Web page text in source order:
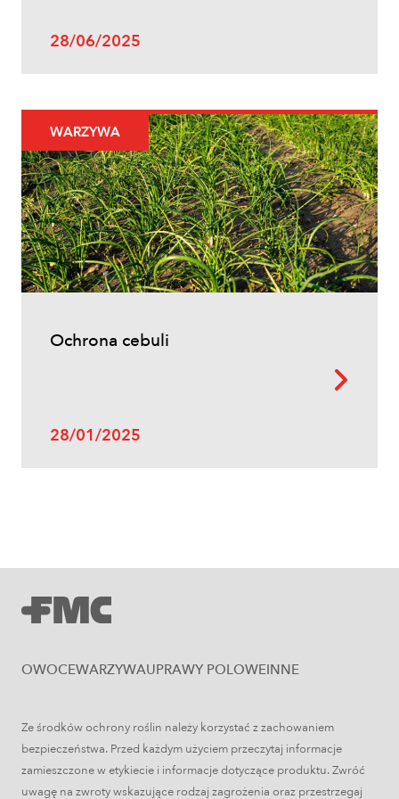
Uprawy polowe
herbicydy wybrać?
Inne
Zboża jare – najważniejsze informacje
28/06/2025
WARZYWA
Ochrona cebuli
28/01/2025
OWOCEWARZYWAUPRAWY POLOWEINNE
Ze środków ochrony roślin należy korzystać z zachowaniem
bezpieczeństwa. Przed każdym użyciem przeczytaj informacje
zamieszczone w etykiecie i informacje dotyczące produktu. Zwróć
uwagę na zwroty wskazujące rodzaj zagrożenia oraz przestrzegaj